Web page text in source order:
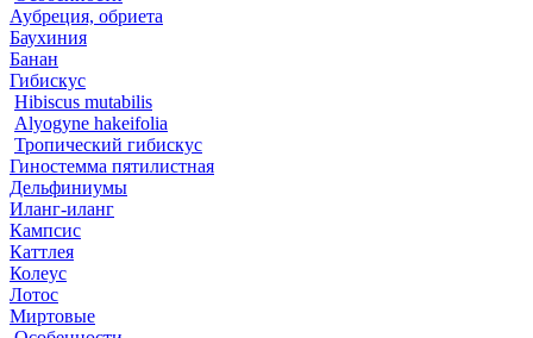
Аубреция, обриета
Баухиния
Банан
Гибискус
Hibiscus mutabilis
Alyogyne hakeifolia
Тропический гибискус
Гиностемма пятилистная
Дельфиниумы
Иланг-иланг
Кампсис
Каттлея
Колеус
Лотос
Миртовые